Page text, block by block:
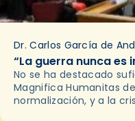
Dr. Carlos García de
“La guerra nunca es
No se ha destacado
Magnifica Humanitas
normalización, y a la
relaciones